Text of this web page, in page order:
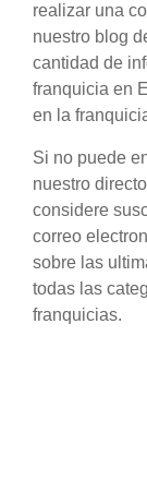
realizar una
nuestro blog
cantidad de
franquicia en
en la
Si no puede
nuestro
considere
correo
sobre las
todas las
franquicias.